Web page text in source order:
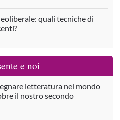
quali tecniche di
e noi
letteratura nel mondo
il nostro secondo